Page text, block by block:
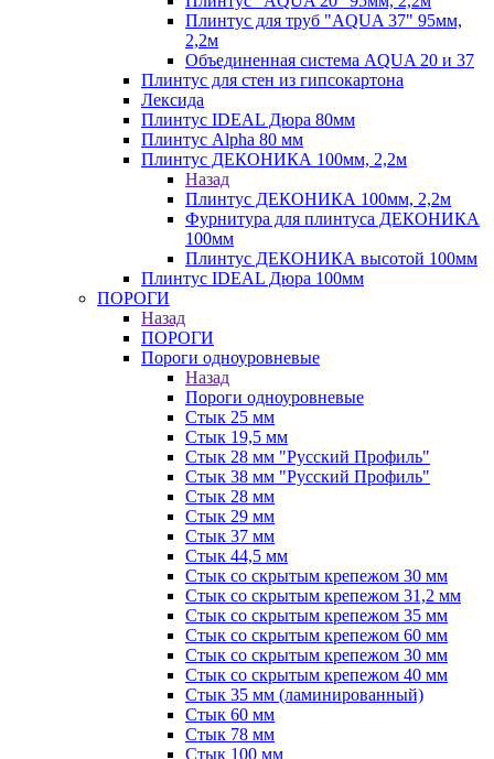
Плинтус для труб "AQUA 37" 95мм,
2,2м
Объединенная система AQUA 20 и 37
Плинтус для стен из гипсокартона
Лексида
Плинтус IDEAL Дюра 80мм
Плинтус Alpha 80 мм
Плинтус ДЕКОНИКА 100мм, 2,2м
Назад
Плинтус ДЕКОНИКА 100мм, 2,2м
Фурнитура для плинтуса ДЕКОНИКА
100мм
Плинтус ДЕКОНИКА высотой 100мм
Плинтус IDEAL Дюра 100мм
ПОРОГИ
Назад
ПОРОГИ
Пороги одноуровневые
Назад
Пороги одноуровневые
Стык 25 мм
Стык 19,5 мм
Стык 28 мм "Русский Профиль"
Стык 38 мм "Русский Профиль"
Стык 28 мм
Стык 29 мм
Стык 37 мм
Стык 44,5 мм
Стык со скрытым крепежом 30 мм
Стык со скрытым крепежом 31,2 мм
Стык со скрытым крепежом 35 мм
Стык со скрытым крепежом 60 мм
Стык со скрытым крепежом 30 мм
Стык со скрытым крепежом 40 мм
Стык 35 мм (ламинированный)
Стык 60 мм
Стык 78 мм
Стык 100 мм